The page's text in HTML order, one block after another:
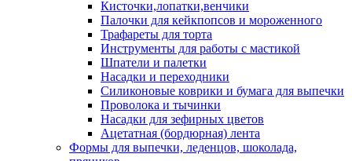
Кисточки,лопатки,венчики
Палочки для кейкпопсов и мороженного
Трафареты для торта
Инструменты для работы с мастикой
Шпатели и палетки
Насадки и переходники
Силиконовые коврики и бумага для выпечки
Проволока и тычинки
Насадки для зефирных цветов
Ацетатная (бордюрная) лента
Формы для выпечки, леденцов, шоколада,